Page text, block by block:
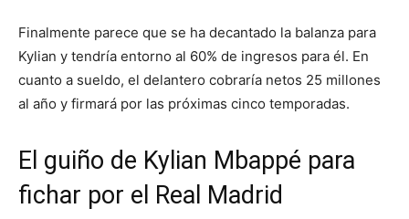
Finalmente parece que se ha decantado la balanza para
Kylian y tendría entorno al 60% de ingresos para él. En
cuanto a sueldo, el delantero cobraría netos 25 millones
al año y firmará por las próximas cinco temporadas.
El guiño de Kylian Mbappé para
fichar por el Real Madrid